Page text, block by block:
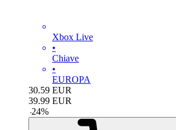
Xbox Live
•
Chiave
•
EUROPA
30.59 EUR
39.99 EUR
-24%